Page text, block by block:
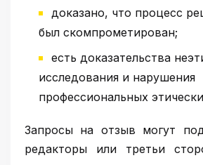
доказано, что процесс
был скомпрометирован;
есть доказательства
исследования и нарушения
профессиональных
Запросы на отзыв могут
редакторы или третьи